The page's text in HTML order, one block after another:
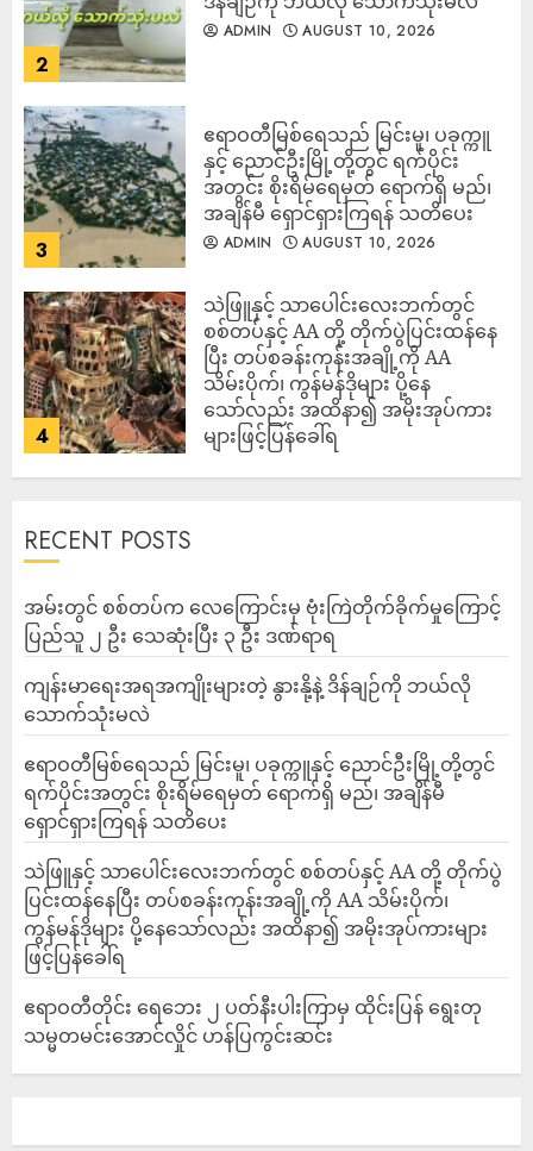
2
ADMIN AUGUST 10, 2026
3
ဧရာဝတီမြစ်ရေသည် မြင်းမူ၊ ပခုက္ကူ
နှင့် ညောင်ဦးမြို့တို့တွင် ရက်ပိုင်း
အတွင်း စိုးရိမ်ရေမှတ် ရောက်ရှိ မည်၊
အချိန်မီ ရှောင်ရှားကြရန် သတိပေး
ADMIN AUGUST 10, 2026
4
သဲဖြူနှင့် သာပေါင်းလေးဘက်တွင်
စစ်တပ်နှင့် AA တို့ တိုက်ပွဲပြင်းထန်‌နေ
ပြီး တပ်စခန်းကုန်းအချို့ကို AA
သိမ်းပိုက်၊ ကွန်မန်ဒိုများ ပို့နေ
သော်လည်း အထိနာ၍ အမိုးအုပ်ကား
များဖြင့်ပြန်ခေါ်ရ
RECENT POSTS
‎အမ်းတွင် စစ်တပ်က လေကြောင်းမှ ဗုံးကြဲတိုက်ခိုက်မှုကြောင့်
ပြည်သူ ၂ ဦး သေဆုံးပြီး ၃ ဦး ဒဏ်ရာရ
ကျန်းမာရေးအရအကျိုးများတဲ့ နွားနို့နဲ့ ဒိန်ချဉ်ကို ဘယ်လို
သောက်သုံးမလဲ
ဧရာဝတီမြစ်ရေသည် မြင်းမူ၊ ပခုက္ကူနှင့် ညောင်ဦးမြို့တို့တွင်
ရက်ပိုင်းအတွင်း စိုးရိမ်ရေမှတ် ရောက်ရှိ မည်၊ အချိန်မီ
ရှောင်ရှားကြရန် သတိပေး
သဲဖြူနှင့် သာပေါင်းလေးဘက်တွင် စစ်တပ်နှင့် AA တို့ တိုက်ပွဲ
ပြင်းထန်‌နေပြီး တပ်စခန်းကုန်းအချို့ကို AA သိမ်းပိုက်၊
ကွန်မန်ဒိုများ ပို့နေသော်လည်း အထိနာ၍ အမိုးအုပ်ကားများ
ဖြင့်ပြန်ခေါ်ရ
ဧရာဝတီတိုင်း ရေဘေး ၂ ပတ်နီးပါးကြာမှ ထိုင်းပြန် ရွေးတု
သမ္မတမင်းအောင်လှိုင် ဟန်ပြကွင်းဆင်း